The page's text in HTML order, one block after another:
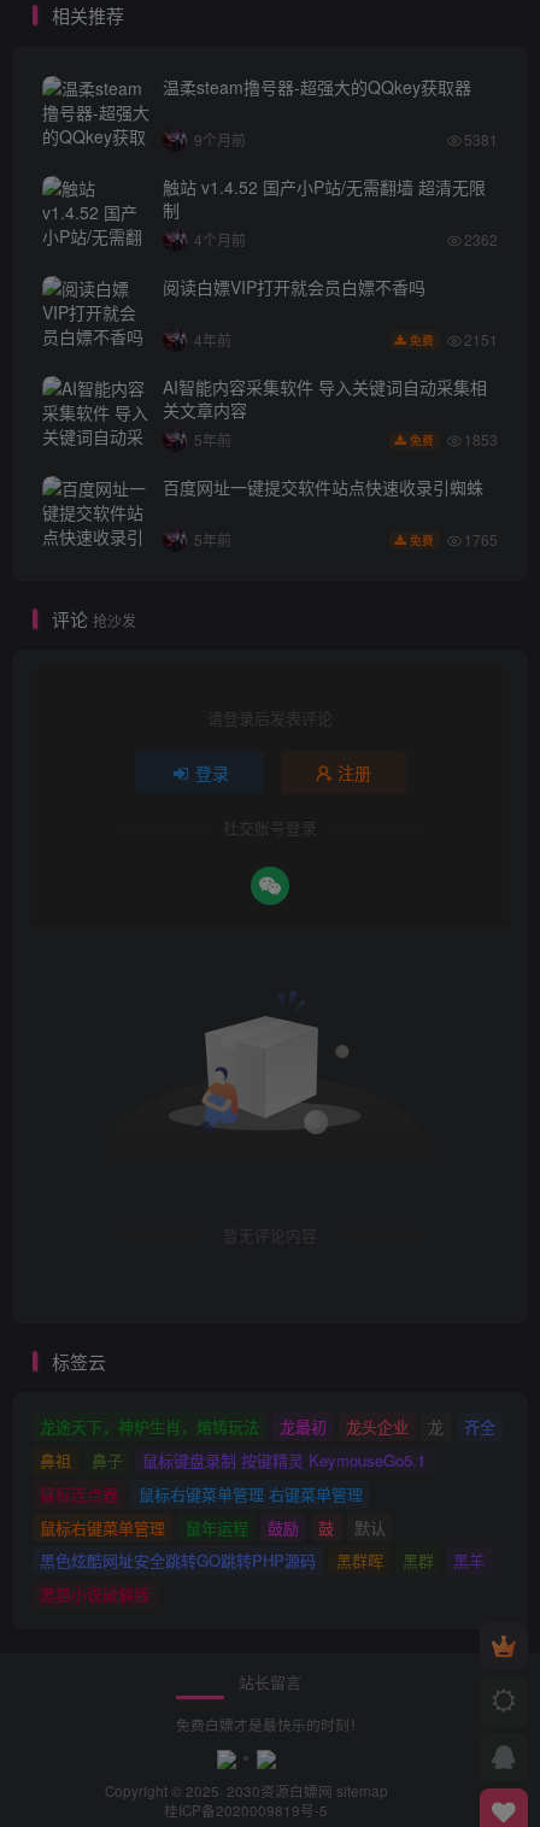
相关推荐
温柔steam撸号器-超强大的QQkey获取器
9个月前 5381
触站 v1.4.52 国产小P站/无需翻墙 超清无限
制
4个月前 2362
阅读白嫖VIP打开就会员白嫖不香吗
4年前 免费 2151
AI智能内容采集软件 导入关键词自动采集相
关文章内容
5年前 免费 1853
百度网址一键提交软件站点快速收录引蜘蛛
5年前 免费 1765
评论 抢沙发
请登录后发表评论
登录 注册
社交账号登录
暂无评论内容
标签云
龙途天下，神炉生肖，熔铸玩法 龙最初 龙头企业 龙
齐全
鼻祖
鼻子
鼠标键盘录制 按键精灵 KeymouseGo5.1
鼠标连点器
鼠标右键菜单管理 右键菜单管理
鼠标右键菜单管理
鼠年运程 鼓励 鼓
默认
黑色炫酷网址安全跳转GO跳转PHP源码
黑群晖 黑群
黑羊
黑猫小说破解版
站长留言
免费白嫖才是最快乐的时刻！
Copyright © 2025· 2030资源白嫖网 sitemap
桂ICP备2020009819号-5